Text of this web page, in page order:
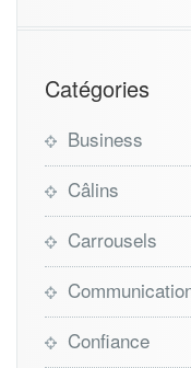
Catégories
Business
Câlins
Carrousels
Confiance